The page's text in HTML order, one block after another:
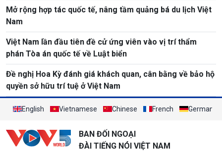
Mở rộng hợp tác quốc tế, nâng tầm quảng bá du lịch Việt
Nam
Việt Nam lần đầu tiên đề cử ứng viên vào vị trí thẩm
phán Tòa án quốc tế về Luật biển
Đề nghị Hoa Kỳ đánh giá khách quan, cân bằng về bảo hộ
quyền sở hữu trí tuệ ở Việt Nam
English Vietnamese Chinese French German
BAN ĐỐI NGOẠI
ĐÀI TIẾNG NÓI VIỆT NAM